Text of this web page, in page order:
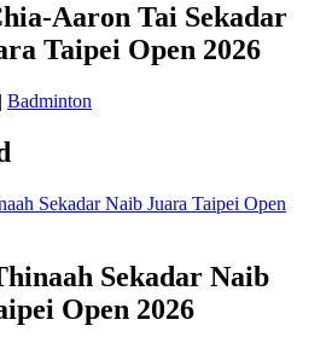
Aaron Tai Sekadar
Taipei Open 2026
| Badminton
Sekadar Naib
Open 2026